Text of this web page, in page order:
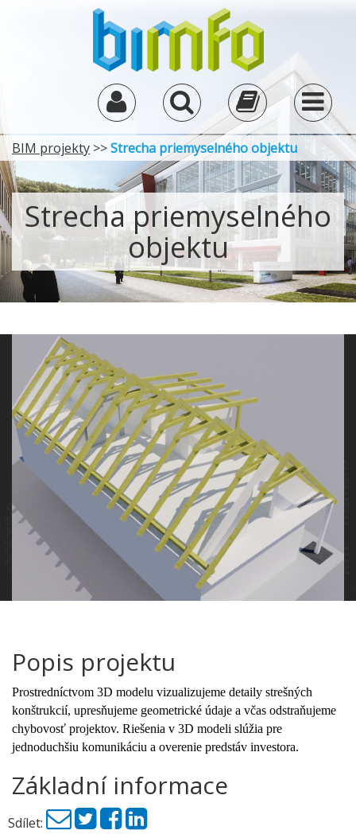
BIM projekty >>Strecha priemyselného objektu
Strecha priemyselného
objektu
Popis projektu
Prostredníctvom 3D modelu vizualizujeme detaily strešných
konštrukcií, upresňujeme geometrické údaje a včas odstraňujeme
chybovosť projektov. Riešenia v 3D modeli slúžia pre
jednoduchšiu komunikáciu a overenie predstáv investora.
Základní informace
Sdílet: